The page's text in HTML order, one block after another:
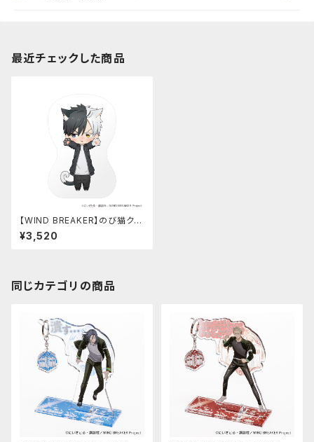
最近チェックした商品
【WIND BREAKER】のび猫クッ
ション（桜 遥）
¥3,520
同じカテゴリの商品